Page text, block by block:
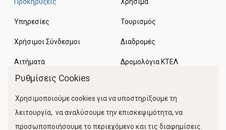
Υπηρεσίες
Χρήσιμοι Σύνδεσμοι
Αιτήματα
Τουρισμός
Διαδρομές
Δρομολόγια ΚΤΕΛ
Κίνηση Λιμένος
Ρυθμίσεις Cookies
Χρησιμοποιούμε cookies για να υποστηρίξουμε τη
λειτουργία, να αναλύσουμε την επισκεψιμότητα, να
προσωποποιήσουμε το περιεχόμενο και τις διαφημίσεις.